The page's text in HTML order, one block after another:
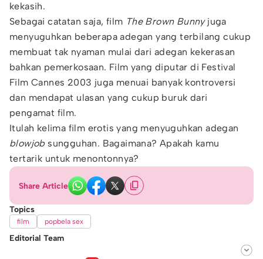
kekasih.
Sebagai catatan saja, film The Brown Bunnyjuga
menyuguhkan beberapa adegan yang terbilang cukup
membuat tak nyaman mulai dari adegan kekerasan
bahkan pemerkosaan. Film yang diputar di Festival
Film Cannes 2003 juga menuai banyak kontroversi
dan mendapat ulasan yang cukup buruk dari
pengamat film.
Itulah kelima film erotis yang menyuguhkan adegan
blowjobsungguhan. Bagaimana? Apakah kamu
tertarik untuk menontonnya?
Share Article
Topics
film popbela sex
Editorial Team